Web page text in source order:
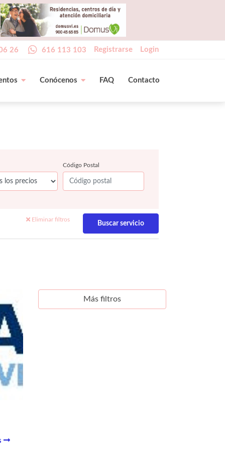
26 616 113 103 Registrarse Login
Conócenos FAQ Contacto
Código Postal
Eliminar filtros
Más filtros